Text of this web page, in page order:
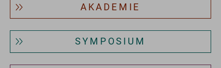
AKADEMIE
SYMPOSIUM